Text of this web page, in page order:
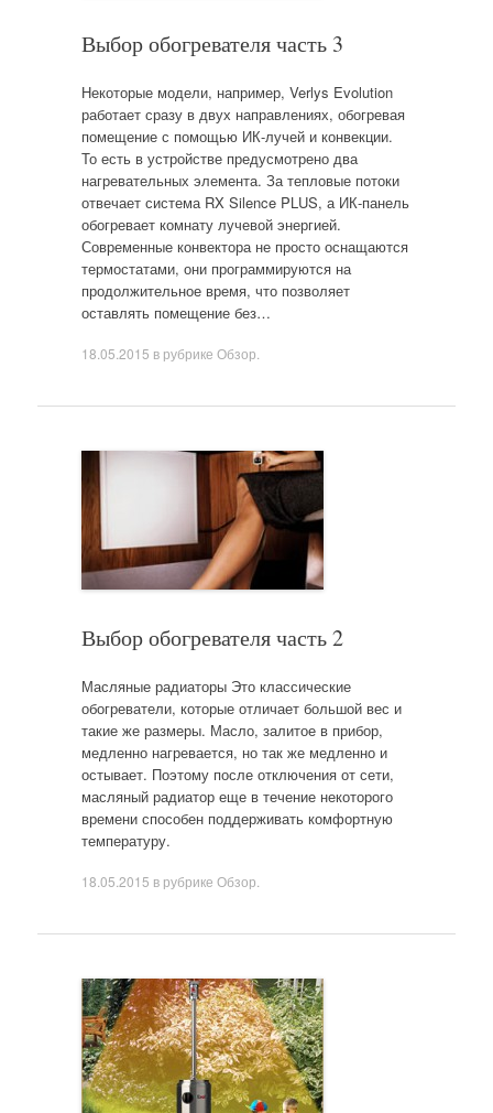
Выбор обогревателя часть 3
Некоторые модели, например, Verlys Evolution
работает сразу в двух направлениях, обогревая
помещение с помощью ИК-лучей и конвекции.
То есть в устройстве предусмотрено два
нагревательных элемента. За тепловые потоки
отвечает система RX Silence PLUS, а ИК-панель
обогревает комнату лучевой энергией.
Современные конвектора не просто оснащаются
термостатами, они программируются на
продолжительное время, что позволяет
оставлять помещение без…
18.05.2015 в рубрике Обзор
Выбор обогревателя часть 2
Масляные радиаторы Это классические
обогреватели, которые отличает большой вес и
такие же размеры. Масло, залитое в прибор,
медленно нагревается, но так же медленно и
остывает. Поэтому после отключения от сети,
масляный радиатор еще в течение некоторого
времени способен поддерживать комфортную
температуру.
18.05.2015 в рубрике Обзор